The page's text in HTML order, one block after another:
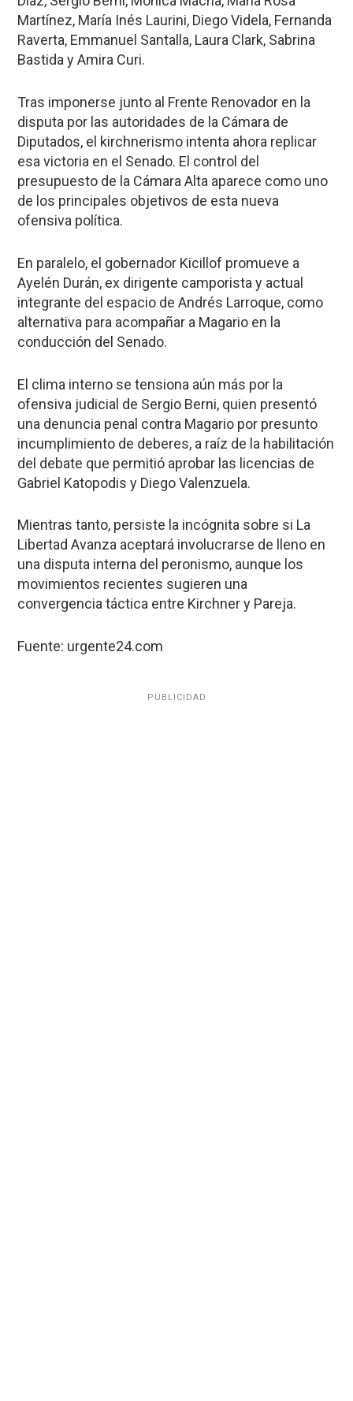
Martínez, María Inés Laurini, Diego Videla, Fernanda
Raverta, Emmanuel Santalla, Laura Clark, Sabrina
Bastida y Amira Curi.
Tras imponerse junto al Frente Renovador en la
disputa por las autoridades de la Cámara de
Diputados, el kirchnerismo intenta ahora replicar
esa victoria en el Senado. El control del
presupuesto de la Cámara Alta aparece como uno
de los principales objetivos de esta nueva
ofensiva política.
En paralelo, el gobernador Kicillof promueve a
Ayelén Durán, ex dirigente camporista y actual
integrante del espacio de Andrés Larroque, como
alternativa para acompañar a Magario en la
conducción del Senado.
El clima interno se tensiona aún más por la
ofensiva judicial de Sergio Berni, quien presentó
una denuncia penal contra Magario por presunto
incumplimiento de deberes, a raíz de la habilitación
del debate que permitió aprobar las licencias de
Gabriel Katopodis y Diego Valenzuela.
Mientras tanto, persiste la incógnita sobre si La
Libertad Avanza aceptará involucrarse de lleno en
una disputa interna del peronismo, aunque los
movimientos recientes sugieren una
convergencia táctica entre Kirchner y Pareja.
Fuente: urgente24.com
PUBLICIDAD